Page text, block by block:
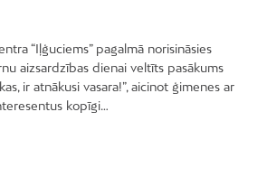
“Iļģuciems” pagalmā norisināsies
aizsardzības dienai veltīts pasākums
ir atnākusi vasara!”, aicinot ģimenes ar
kopīgi…